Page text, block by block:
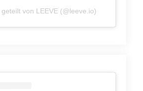
von LEEVE (@leeve.io)